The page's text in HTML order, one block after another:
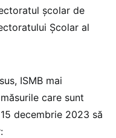
școlar de
Școlar al
ISMB mai
care sunt
decembrie 2023 să